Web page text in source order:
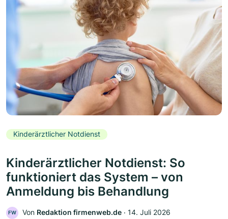
Kinderärztlicher Notdienst
Kinderärztlicher Notdienst: So
funktioniert das System – von
Anmeldung bis Behandlung
FW Von Redaktion firmenweb.de ‧ 14. Juli 2026